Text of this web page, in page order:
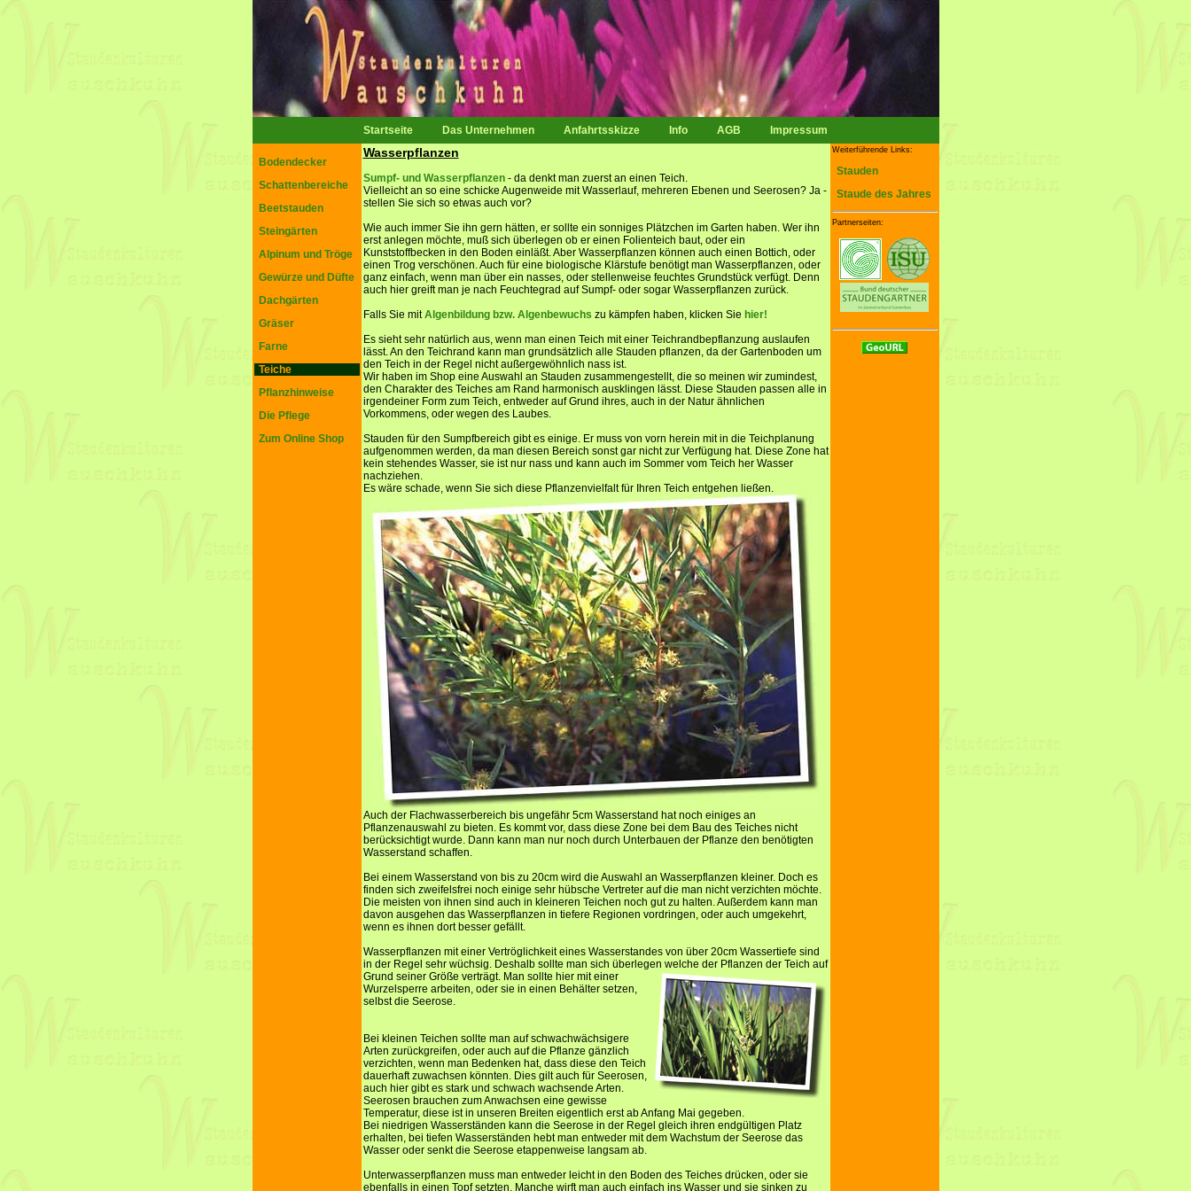
Startseite Das Unternehmen Anfahrtsskizze Info AGB Impressum
Bodendecker
Schattenbereiche
Beetstauden
Steingärten
Alpinum und Tröge
Gewürze und Düfte
Dachgärten
Gräser
Farne
Teiche
Pflanzhinweise
Die Pflege
Zum Online Shop
Wasserpflanzen
Sumpf- und Wasserpflanzen- da denkt man zuerst an einen Teich.
Vielleicht an so eine schicke Augenweide mit Wasserlauf, mehreren Ebenen und Seerosen? Ja -
stellen Sie sich so etwas auch vor?
Wie auch immer Sie ihn gern hätten, er sollte ein sonniges Plätzchen im Garten haben. Wer ihn
erst anlegen möchte, muß sich überlegen ob er einen Folienteich baut, oder ein
Kunststoffbecken in den Boden einläßt. Aber Wasserpflanzen können auch einen Bottich, oder
einen Trog verschönen. Auch für eine biologische Klärstufe benötigt man Wasserpflanzen, oder
ganz einfach, wenn man über ein nasses, oder stellenweise feuchtes Grundstück verfügt. Denn
auch hier greift man je nach Feuchtegrad auf Sumpf- oder sogar Wasserpflanzen zurück.
Falls Sie mitAlgenbildung bzw. Algenbewuchs zu kämpfen haben, klicken Sie hier!
Es sieht sehr natürlich aus, wenn man einen Teich mit einer Teichrandbepflanzung auslaufen
lässt. An den Teichrand kann man grundsätzlich alle Stauden pflanzen, da der Gartenboden um
den Teich in der Regel nicht außergewöhnlich nass ist.
Wir haben im Shop eine Auswahl an Stauden zusammengestellt, die so meinen wir zumindest,
den Charakter des Teiches am Rand harmonisch ausklingen lässt. Diese Stauden passen alle in
irgendeiner Form zum Teich, entweder auf Grund ihres, auch in der Natur ähnlichen
Vorkommens, oder wegen des Laubes.
Stauden für den Sumpfbereich gibt es einige. Er muss von vorn herein mit in die Teichplanung
aufgenommen werden, da man diesen Bereich sonst gar nicht zur Verfügung hat. Diese Zone hat
kein stehendes Wasser, sie ist nur nass und kann auch im Sommer vom Teich her Wasser
nachziehen.
Es wäre schade, wenn Sie sich diese Pflanzenvielfalt für Ihren Teich entgehen ließen.
Auch der Flachwasserbereich bis ungefähr 5cm Wasserstand hat noch einiges an
Pflanzenauswahl zu bieten. Es kommt vor, dass diese Zone bei dem Bau des Teiches nicht
berücksichtigt wurde. Dann kann man nur noch durch Unterbauen der Pflanze den benötigten
Wasserstand schaffen.
Bei einem Wasserstand von bis zu 20cm wird die Auswahl an Wasserpflanzen kleiner. Doch es
finden sich zweifelsfrei noch einige sehr hübsche Vertreter auf die man nicht verzichten möchte.
Die meisten von ihnen sind auch in kleineren Teichen noch gut zu halten. Außerdem kann man
davon ausgehen das Wasserpflanzen in tiefere Regionen vordringen, oder auch umgekehrt,
wenn es ihnen dort besser gefällt.
Wasserpflanzen mit einer Vertröglichkeit eines Wasserstandes von über 20cm Wassertiefe sind
in der Regel sehr wüchsig. Deshalb sollte man sich überlegen welche der Pflanzen der Teich auf
Grund seiner Größe verträgt. Man sollte hier mit einer
Wurzelsperre arbeiten, oder sie in einen Behälter setzen,
selbst die Seerose.
Bei kleinen Teichen sollte man auf schwachwächsigere
Arten zurückgreifen, oder auch auf die Pflanze gänzlich
verzichten, wenn man Bedenken hat, dass diese den Teich
dauerhaft zuwachsen könnten. Dies gilt auch für Seerosen,
auch hier gibt es stark und schwach wachsende Arten.
Seerosen brauchen zum Anwachsen eine gewisse
Temperatur, diese ist in unseren Breiten eigentlich erst ab Anfang Mai gegeben.
Bei niedrigen Wasserständen kann die Seerose in der Regel gleich ihren endgültigen Platz
erhalten, bei tiefen Wasserständen hebt man entweder mit dem Wachstum der Seerose das
Wasser oder senkt die Seerose etappenweise langsam ab.
Unterwasserpflanzen muss man entweder leicht in den Boden des Teiches drücken, oder sie
ebenfalls in einen Topf setzten. Manche wirft man auch einfach ins Wasser und sie sinken zu
Weiterführende Links:
Stauden
Staude des Jahres
Partnerseiten: